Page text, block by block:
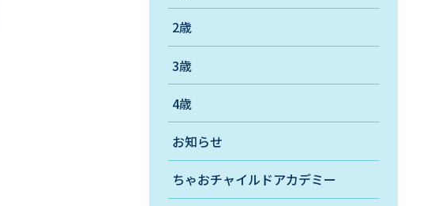
2歳
3歳
4歳
お知らせ
ちゃおチャイルドアカデミー